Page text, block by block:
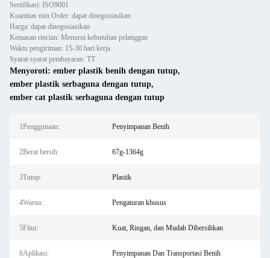
Sertifikasi: ISO9001
Kuantitas min Order: dapat dinegosiasikan
Harga: dapat dinegosiasikan
Kemasan rincian: Menurut kebutuhan pelanggan
Waktu pengiriman: 15-30 hari kerja
Syarat-syarat pembayaran: TT
Menyoroti: ember plastik benih dengan tutup,
ember plastik serbaguna dengan tutup,
ember cat plastik serbaguna dengan tutup
1Penggunaan: Penyimpanan Benih
2Berat bersih: 67g-1364g
3Tutup: Plastik
4Warna: Pengaturan khusus
5Fitur: Kuat, Ringan, dan Mudah Dibersihkan
6Aplikasi: Penyimpanan Dan Transportasi Benih